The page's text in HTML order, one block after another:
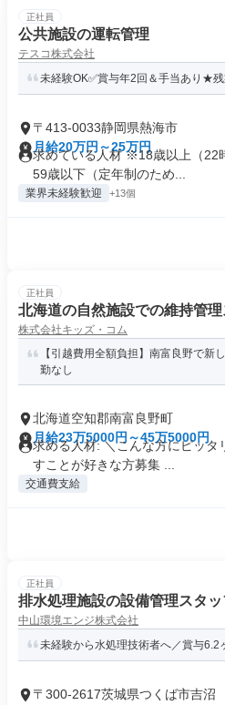
正社員
公共施設の運転管理
テスコ株式会社
未経験OK✅賞与年2回＆手当あり★残
〒413-0033静岡県熱海市
月給20万円～25万円
求めている人材 ※18歳以上（22
59歳以下（定年制のため...
業界未経験歓迎 +13個
正社員
北海道の自然施設での維持管
株式会社キッズ・コム
【引越費用全額負担】南富良野で
勤なし
北海道空知郡南富良野町
月給23万5000円～45万5000円
求める人材: ＼こんな方にピッタ
すことが好きな方募集 ...
交通費支給
正社員
排水処理施設の設備管理スタッ
中山環境エンジ株式会社
未経験から水処理技術者へ／賞与6.2
〒300-2617茨城県つくば市吉沼